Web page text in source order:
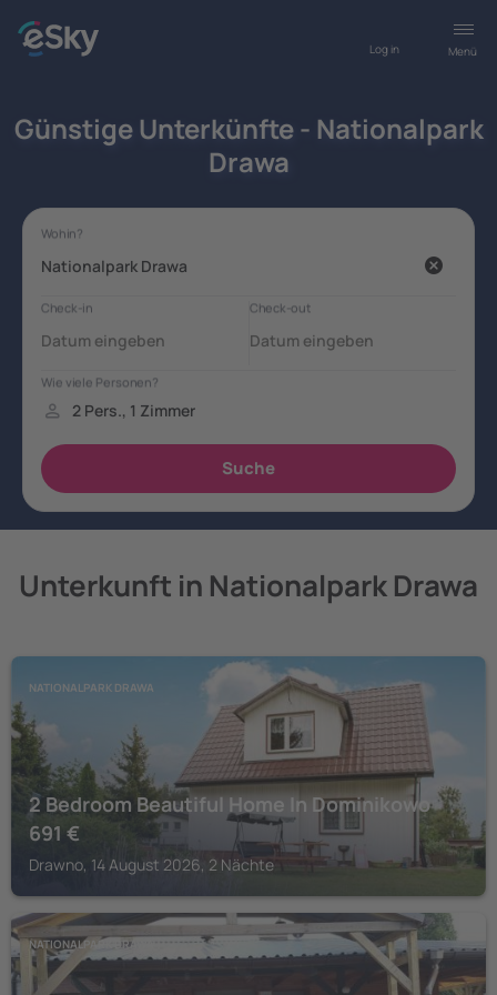
Menü
Log in
Günstige Unterkünfte - Nationalpark
Drawa
Unterkunft in Nationalpark Drawa
NATIONALPARK DRAWA
2 Bedroom Beautiful Home In Dominikowo
691 €
Drawno, 14 August 2026, 2 Nächte
NATIONALPARK DRAWA